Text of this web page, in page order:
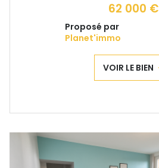
62 000 €
Proposé par
Planet'immo
VOIR LE BIEN